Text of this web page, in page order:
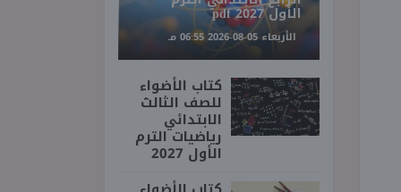
الأول 2027 pdf
الأربعاء 05-08-2026 06:55 مـ
كتاب الأضواء
للصف الثالث
الابتدائي
رياضيات الترم
الأول 2027